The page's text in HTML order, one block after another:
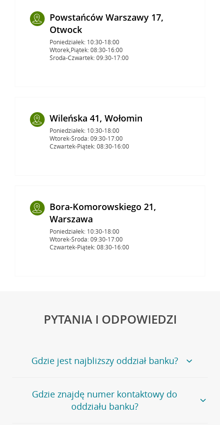
Powstańców Warszawy 17,
Otwock
Poniedziałek: 10:30-18:00
Wtorek,Piątek: 08:30-16:00
Środa-Czwartek: 09:30-17:00
Wileńska 41, Wołomin
Poniedziałek: 10:30-18:00
Wtorek-Środa: 09:30-17:00
Czwartek-Piątek: 08:30-16:00
Bora-Komorowskiego 21,
Warszawa
Poniedziałek: 10:30-18:00
Wtorek-Środa: 09:30-17:00
Czwartek-Piątek: 08:30-16:00
PYTANIA I ODPOWIEDZI
Gdzie jest najbliższy oddział banku?
Jeśli szukasz oddziału naszego banku, zapraszamy na
stronęPlacówki i bankomaty, na której znajduje się
wygodna wyszukiwarka.
Gdzie znajdę numer kontaktowy do
oddziału banku?